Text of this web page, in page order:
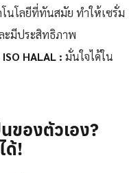
นโลยีที่ทันสมัย ทำให้เซรั่ม
ะมีประสิทธิภาพ
HALAL : มั่นใจได้ใน
ของตัวเอง?
ด้!